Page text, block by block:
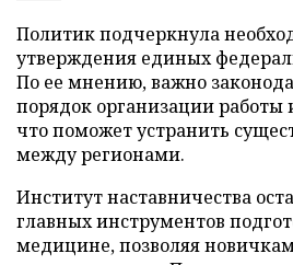
Политик подчеркнула
утверждения единых
По ее мнению, важно
порядок организации работы
что поможет устранить
между регионами.
Институт наставничества
главных инструментов
медицине, позволяя